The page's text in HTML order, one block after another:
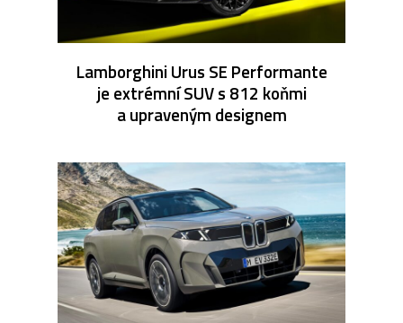
Lamborghini Urus SE Performante
je extrémní SUV s 812 koňmi
a upraveným designem